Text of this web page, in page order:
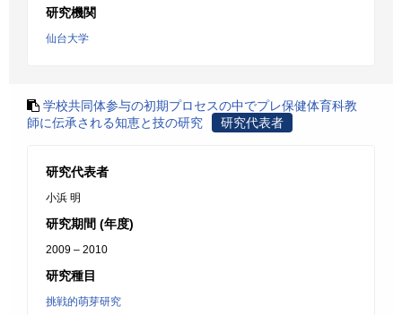
研究機関
仙台大学
学校共同体参与の初期プロセスの中でプレ保健体育科教
師に伝承される知恵と技の研究
研究代表者
研究代表者
小浜 明
研究期間 (年度)
2009 – 2010
研究種目
挑戦的萌芽研究